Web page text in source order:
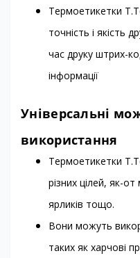
Термоетикетки
точність і якість
час друку штрих-
інформації
Універсальні
використання
Термоетикетки
різних цілей, як-
ярликів тощо.
Вони можуть
таких як харчові